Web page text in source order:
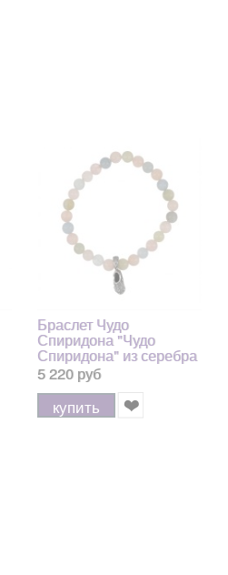
Браслет Чудо
Спиридона "Чудо
Спиридона" из серебра
925 пробы, 6 мм
5 220 руб
купить